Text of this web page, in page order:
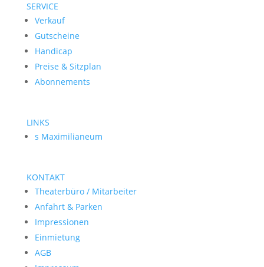
SERVICE
Verkauf
Gutscheine
Handicap
Preise & Sitzplan
Abonnements
LINKS
s Maximilianeum
KONTAKT
Theaterbüro / Mitarbeiter
Anfahrt & Parken
Impressionen
Einmietung
AGB